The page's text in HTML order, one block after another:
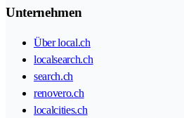
Unternehmen
Über local.ch
localsearch.ch
search.ch
renovero.ch
localcities.ch